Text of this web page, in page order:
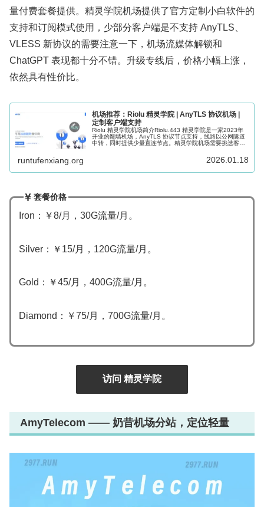
量付费套餐提供。精灵学院机场提供了官方定制小白软件的
支持和订阅模式使用，少部分客户端是不支持 AnyTLS、
VLESS 新协议的需要注意一下，机场流媒体解锁和
ChatGPT 表现都十分不错。升级专线后，价格小幅上涨，
依然具有性价比。
机场推荐：Riolu 精灵学院 | AnyTLS 协议机场 |
定制客户端支持
Riolu 精灵学院机场简介Riolu.443 精灵学院是一家2023年
开业的翻墙机场，AnyTLS 协议节点支持，线路以公网隧道
中转，同时提供少量直连节点。精灵学院机场需要挑选客户
runtufenxiang.org 2026.01.18
套餐价格
Iron：￥8/月，30G流量/月。
Silver：￥15/月，120G流量/月。
Gold：￥45/月，400G流量/月。
Diamond：￥75/月，700G流量/月。
访问 精灵学院
AmyTelecom —— 奶昔机场分站，定位轻量